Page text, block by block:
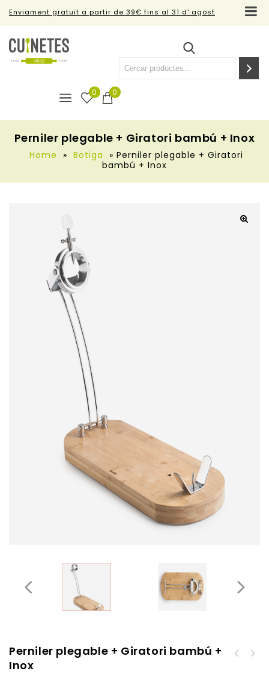
Enviament gratuït a partir de 39€ fins al 31 d' agost
0
0
Perniler plegable + Giratori bambú + Inox
Home » Botiga » Perniler plegable + Giratori
bambú + Inox
Perniler plegable + Giratori bambú +
Inox